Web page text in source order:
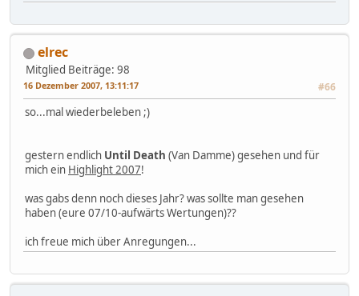
elrec
Mitglied Beiträge: 98
16 Dezember 2007, 13:11:17 #66
so...mal wiederbeleben ;)
gestern endlich Until Death (Van Damme) gesehen und für
mich ein Highlight 2007!
was gabs denn noch dieses Jahr? was sollte man gesehen
haben (eure 07/10-aufwärts Wertungen)??
ich freue mich über Anregungen...